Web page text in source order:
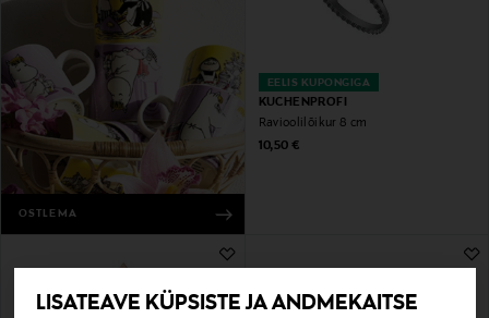
LISATEAVE KÜPSISTE JA ANDMEKAITSE
OSTLEMA
EELIS KUPONGIGA
KUCHENPROFI
Ravioolilõikur 8 cm
Original Price
10,50 €